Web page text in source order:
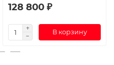
128 800 ₽
В корзину